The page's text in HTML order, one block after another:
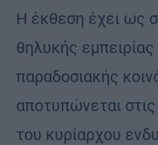
Η έκθεση έχει ως
θηλυκής εμπειρίας
παραδοσιακής
αποτυπώνεται
του κυρίαρχου